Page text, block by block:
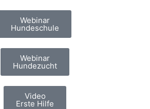
Webinar
Hundeschule
Webinar
Hundezucht
Video
Erste Hilfe